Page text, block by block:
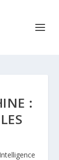
:
Intelligence